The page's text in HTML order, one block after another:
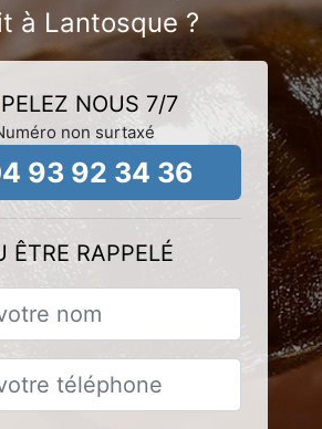
à Lantosque ?
NOUS 7/7
non surtaxé
93 92 34 36
ÊTRE RAPPELÉ